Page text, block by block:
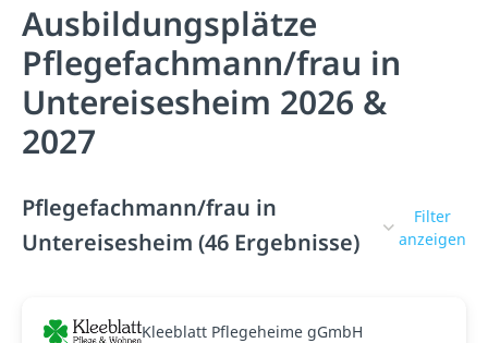
Ausbildungsplätze
Pflegefachmann/frau in
Untereisesheim 2026 &
2027
Pflegefachmann/frau in
Untereisesheim (46 Ergebnisse)
Filter
anzeigen
Kleeblatt Pflegeheime gGmbH